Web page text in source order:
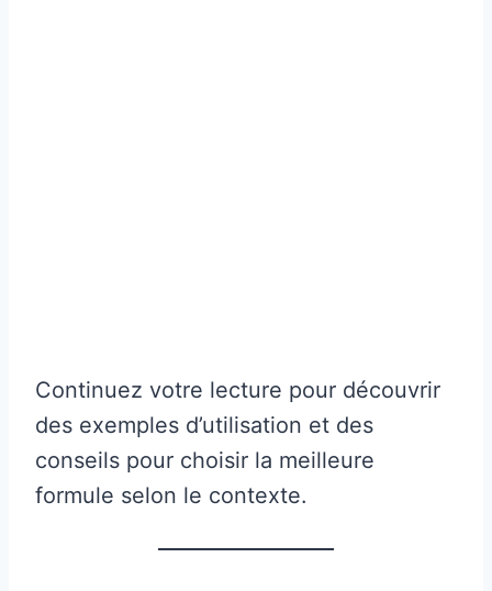
Continuez votre lecture pour découvrir
des exemples d’utilisation et des
conseils pour choisir la meilleure
formule selon le contexte.